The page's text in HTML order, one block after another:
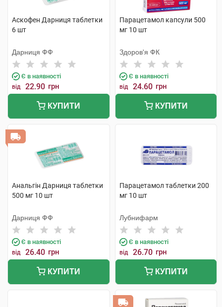
Аскофен Дарниця таблетки
6 шт
Дарниця ФФ
Є в наявності
від 22.90 грн
КУПИТИ
Парацетамол капсули 500
мг 10 шт
Здоров'я ФК
Є в наявності
від 24.60 грн
КУПИТИ
Анальгін Дарниця таблетки
500 мг 10 шт
Дарниця ФФ
Є в наявності
від 26.40 грн
КУПИТИ
Парацетамол таблетки 200
мг 10 шт
Лубнифарм
Є в наявності
від 26.70 грн
КУПИТИ